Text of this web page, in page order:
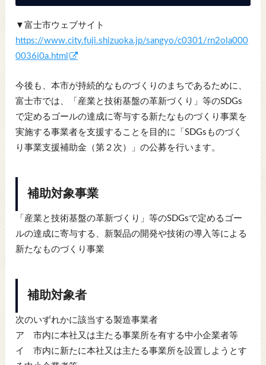
▼富士市ウェブサイト
https://www.city.fuji.shizuoka.jp/sangyo/c0301/rn2ola000
0036i0a.html
今後も、本市が持続的なものづくりのまちであるために、
富士市では、「産業と技術基盤の革新づくり」等のSDGs
で定めるゴールの達成に寄与する新たなものづくり事業を
実施する事業者を支援することを目的に「SDGsものづく
り事業支援補助金（第２次）」の公募を行います。
補助対象事業
「産業と技術基盤の革新づくり」等のSDGsで定めるゴー
ルの達成に寄与する、新製品の開発や技術の導入等による
新たなものづくり事業
補助対象者
次のいずれかに該当する製造事業者
ア 市内に本社又は主たる事業所を有する中小企業者等
イ 市内に新たに本社又は主たる事業所を設置しようとす